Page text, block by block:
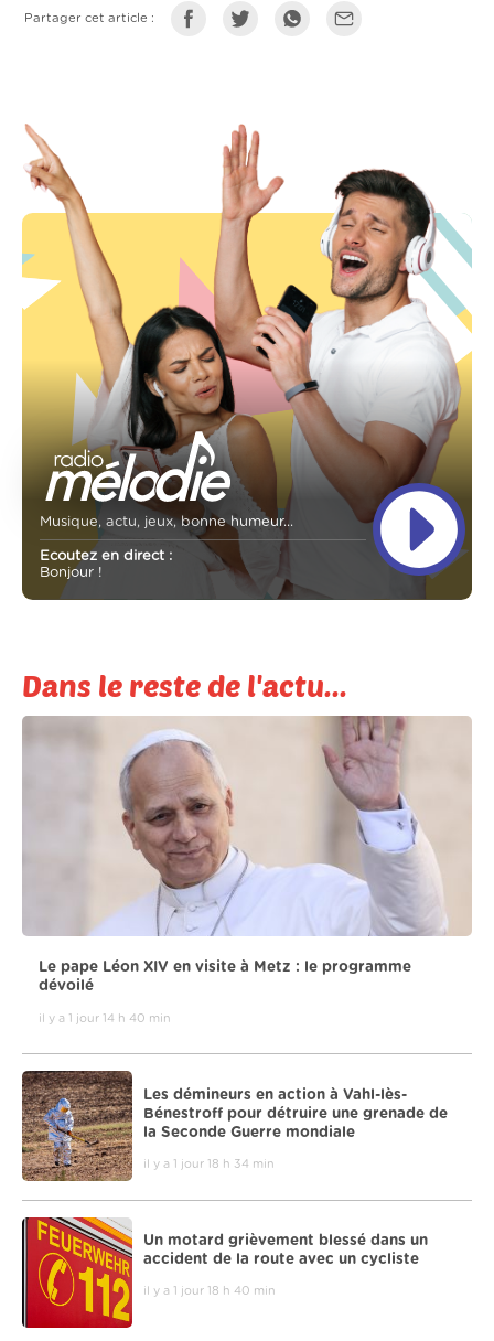
Partager cet article :
Musique, actu, jeux, bonne humeur...
Ecoutez en direct :
Bonjour !
Dans le reste de l'actu...
Le pape Léon XIV en visite à Metz : le programme
dévoilé
il y a 1 jour 14 h 40 min
Les démineurs en action à Vahl-lès-
Bénestroff pour détruire une grenade de
la Seconde Guerre mondiale
il y a 1 jour 18 h 34 min
Un motard grièvement blessé dans un
accident de la route avec un cycliste
il y a 1 jour 18 h 40 min